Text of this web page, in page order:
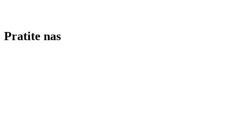
Pratite nas